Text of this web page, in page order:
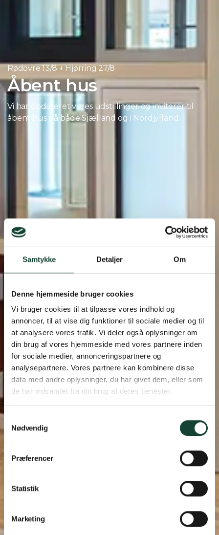
Samtykke Detaljer Om
Denne hjemmeside bruger cookies
Vi bruger cookies til at tilpasse vores indhold og
annoncer, til at vise dig funktioner til sociale medier og til
at analysere vores trafik. Vi deler også oplysninger om
din brug af vores hjemmeside med vores partnere inden
for sociale medier, annonceringspartnere og
analysepartnere. Vores partnere kan kombinere disse
data med andre oplysninger, du har givet dem, eller som
de har indsamlet fra din brug af deres tjenester.
Nødvendig
Præferencer
Statistik
Marketing
Rødovre 13/8 + Hjørring 27/8
Åbent hus
Vi har opdateret vores udstillinger og inviterer til
åbent hus på både Sjælland og i Nordjylland.